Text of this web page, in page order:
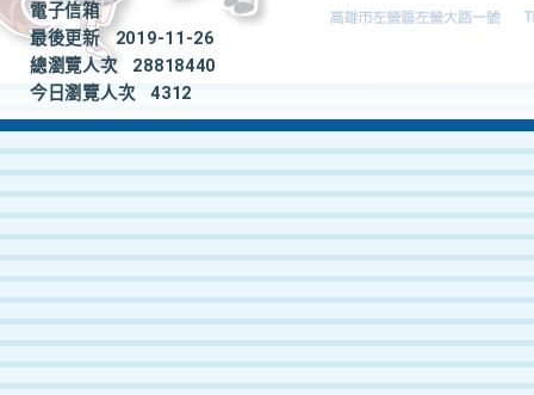
電子信箱
最後更新
2019-11-26
總瀏覽人次
28818440
今日瀏覽人次
4312